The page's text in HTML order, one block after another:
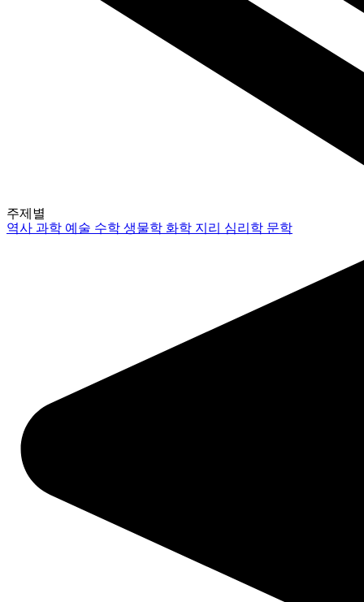
주제별
역사과학 예술 수학생물학 화학 지리 심리학 문학